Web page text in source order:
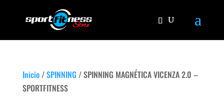
Inicio/SPINNING / SPINNING MAGNÉTICA VICENZA 2.0 –
SPORTFITNESS